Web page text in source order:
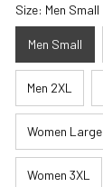
Size: Men Small
Men Small
Men 2XL
Women Large
Women 3XL